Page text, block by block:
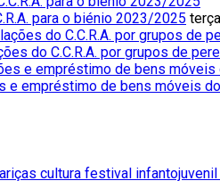
para o biénio 2023/2025
do C.C.R.A. por grupos de
e empréstimo de bens móveis do
cultura festival infantojuvenil